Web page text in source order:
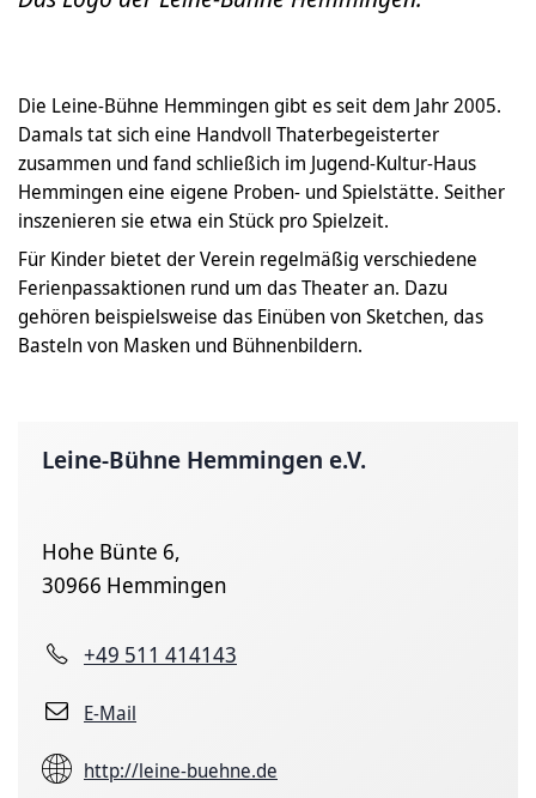
Die Leine-Bühne Hemmingen gibt es seit dem Jahr 2005.
Damals tat sich eine Handvoll Thaterbegeisterter
zusammen und fand schließich im Jugend-Kultur-Haus
Hemmingen eine eigene Proben- und Spielstätte. Seither
inszenieren sie etwa ein Stück pro Spielzeit.
Für Kinder bietet der Verein regelmäßig verschiedene
Ferienpassaktionen rund um das Theater an. Dazu
gehören beispielsweise das Einüben von Sketchen, das
Basteln von Masken und Bühnenbildern.
Leine-Bühne Hemmingen e.V.
Hohe Bünte 6,
30966 Hemmingen
+49 511 414143
E-Mail
http://leine-buehne.de